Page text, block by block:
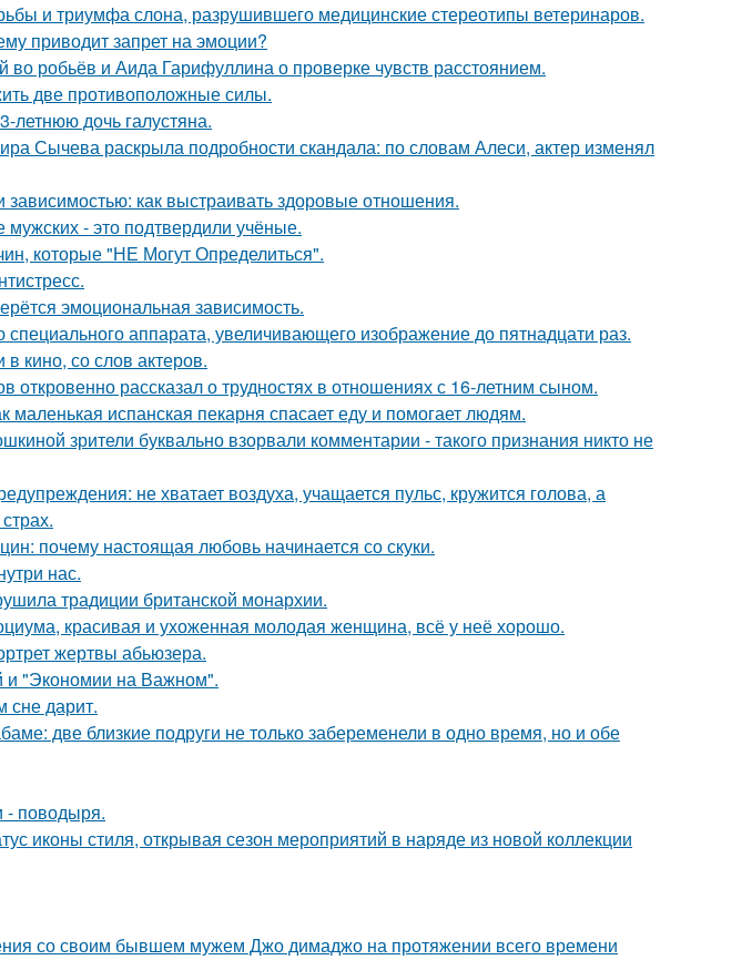
и триумфа слона, разрушившего медицинские стереотипы ветеринаров.
приводит запрет на эмоции?
робьёв и Аида Гарифуллина о проверке чувств расстоянием.
две противоположные силы.
летнюю дочь галустяна.
Сычева раскрыла подробности скандала: по словам Алеси, актер изменял
зависимостью: как выстраивать здоровые отношения.
- это подтвердили учёные.
которые "НЕ Могут Определиться".
эмоциональная зависимость.
аппарата, увеличивающего изображение до пятнадцати раз.
кино, со слов актеров.
откровенно рассказал о трудностях в отношениях с 16-летним сыном.
испанская пекарня спасает еду и помогает людям.
зрители буквально взорвали комментарии - такого признания никто не
не хватает воздуха, учащается пульс, кружится голова, а
почему настоящая любовь начинается со скуки.
нас.
традиции британской монархии.
красивая и ухоженная молодая женщина, всё у неё хорошо.
жертвы абьюзера.
и "Экономии на Важном".
сне дарит.
две близкие подруги не только забеременели в одно время, но и обе
- поводыря.
иконы стиля, открывая сезон мероприятий в наряде из новой коллекции
со своим бывшем мужем Джо димаджо на протяжении всего времени